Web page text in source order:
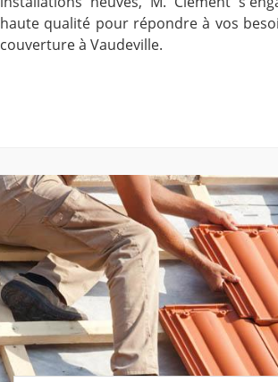
haute qualité pour répondre à vos
couverture à Vaudeville.